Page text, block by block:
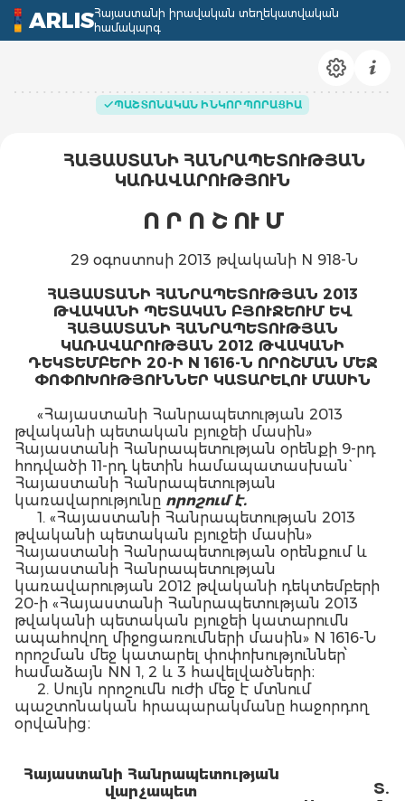
ARLISՀայաստանի իրավական տեղեկատվական
համակարգ
ՊԱՇՏՈՆԱԿԱՆ ԻՆԿՈՐՊՈՐԱՑԻԱ
ՀԱՅԱՍՏԱՆԻ ՀԱՆՐԱՊԵՏՈՒԹՅԱՆ
ԿԱՌԱՎԱՐՈՒԹՅՈՒՆ
Ո Ր Ո Շ ՈՒ Մ
29 օգոստոսի 2013 թվականի N 918-Ն
ՀԱՅԱՍՏԱՆԻ ՀԱՆՐԱՊԵՏՈՒԹՅԱՆ 2013
ԹՎԱԿԱՆԻ ՊԵՏԱԿԱՆ ԲՅՈՒՋԵՈՒՄ ԵՎ
ՀԱՅԱՍՏԱՆԻ ՀԱՆՐԱՊԵՏՈՒԹՅԱՆ
ԿԱՌԱՎԱՐՈՒԹՅԱՆ 2012 ԹՎԱԿԱՆԻ
ԴԵԿՏԵՄԲԵՐԻ 20-Ի N 1616-Ն ՈՐՈՇՄԱՆ ՄԵՋ
ՓՈՓՈԽՈՒԹՅՈՒՆՆԵՐ ԿԱՏԱՐԵԼՈՒ ՄԱՍԻՆ
«Հայաստանի Հանրապետության 2013
թվականի պետական բյուջեի մասին»
Հայաստանի Հանրապետության օրենքի 9-րդ
հոդվածի 11-րդ կետին համապատասխան`
Հայաստանի Հանրապետության
կառավարությունը որոշում է.
1. «Հայաստանի Հանրապետության 2013
թվականի պետական բյուջեի մասին»
Հայաստանի Հանրապետության օրենքում և
Հայաստանի Հանրապետության
կառավարության 2012 թվականի դեկտեմբերի
20-ի «Հայաստանի Հանրապետության 2013
թվականի պետական բյուջեի կատարումն
ապահովող միջոցառումների մասին» N 1616-Ն
որոշման մեջ կատարել փոփոխություններ՝
համաձայն NN 1, 2 և 3 հավելվածների։
2. Սույն որոշումն ուժի մեջ է մտնում
պաշտոնական հրապարակմանը հաջորդող
օրվանից։
Հայաստանի Հանրապետության
վարչապետ
Տ.
Սարգսյան